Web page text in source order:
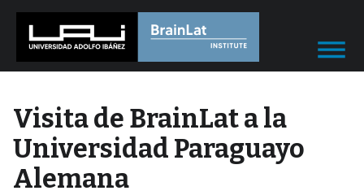
Visita de BrainLat a la
Universidad Paraguayo
Alemana